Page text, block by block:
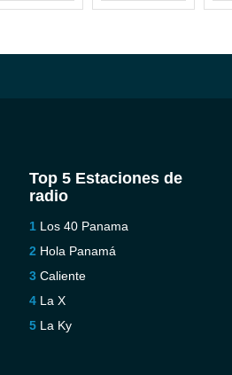
Top 5 Estaciones de
radio
Los 40 Panama
Hola Panamá
Caliente
La X
La Ky